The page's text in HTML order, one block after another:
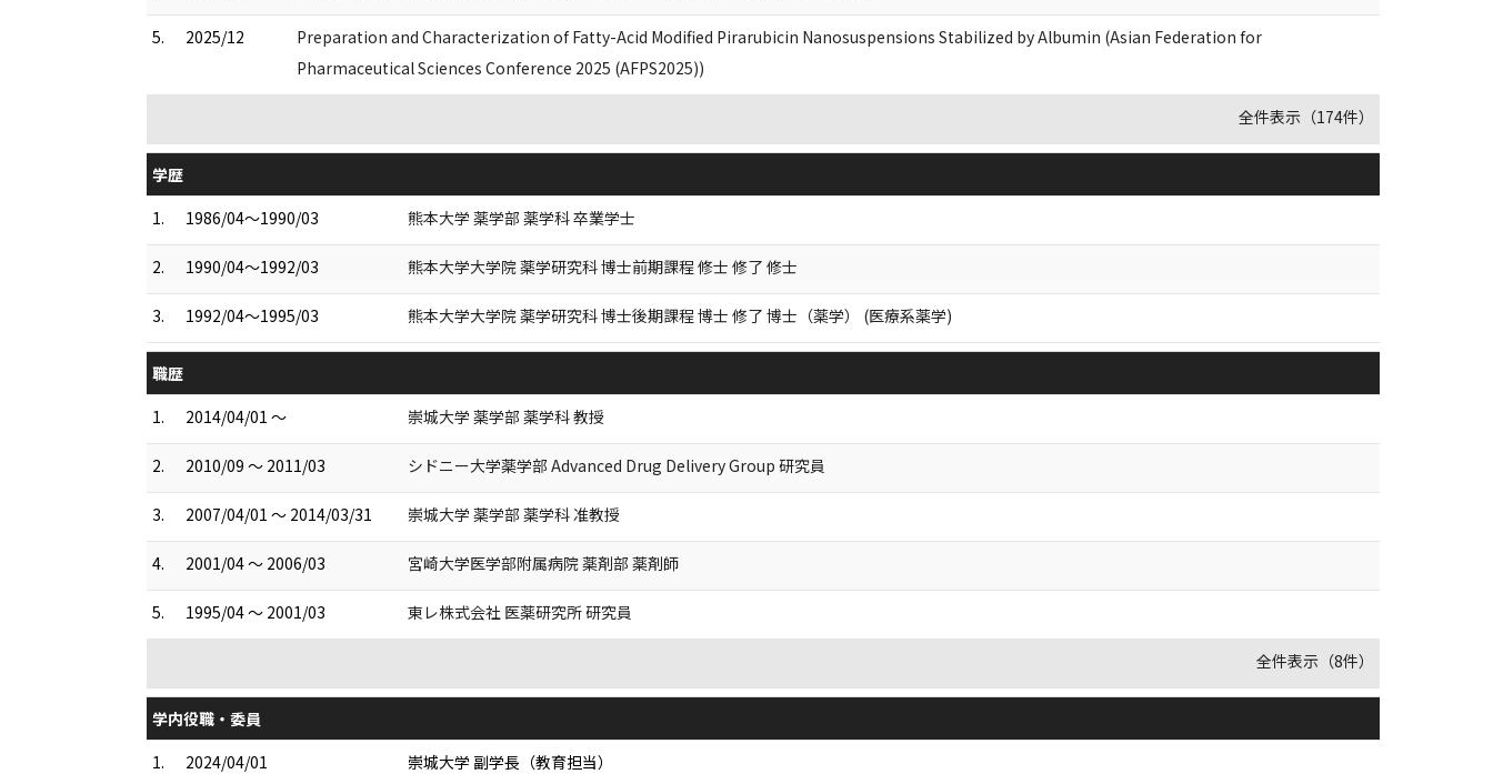
5. 2025/12
Preparation and Characterization of Fatty-Acid Modified Pirarubicin Nanosuspensions Stabilized by Albumin (Asian Federation for
Pharmaceutical Sciences Conference 2025 (AFPS2025))
全件表示（174件）
学歴
1.
1986/04～1990/03 熊本大学 薬学部 薬学科 卒業学士
2. 1990/04～1992/03 熊本大学大学院 薬学研究科 博士前期課程 修士 修了 修士
3. 1992/04～1995/03 熊本大学大学院 薬学研究科 博士後期課程 博士 修了 博士（薬学） (医療系薬学)
職歴
1.
2014/04/01 ～ 崇城大学 薬学部 薬学科 教授
2. 2010/09 ～ 2011/03 シドニー大学薬学部 Advanced Drug Delivery Group 研究員
3. 2007/04/01 ～ 2014/03/31 崇城大学 薬学部 薬学科 准教授
4. 2001/04 ～ 2006/03 宮崎大学医学部附属病院 薬剤部 薬剤師
5. 1995/04 ～ 2001/03 東レ株式会社 医薬研究所 研究員
全件表示（8件）
学内役職・委員
1.
2024/04/01 崇城大学 副学長（教育担当）